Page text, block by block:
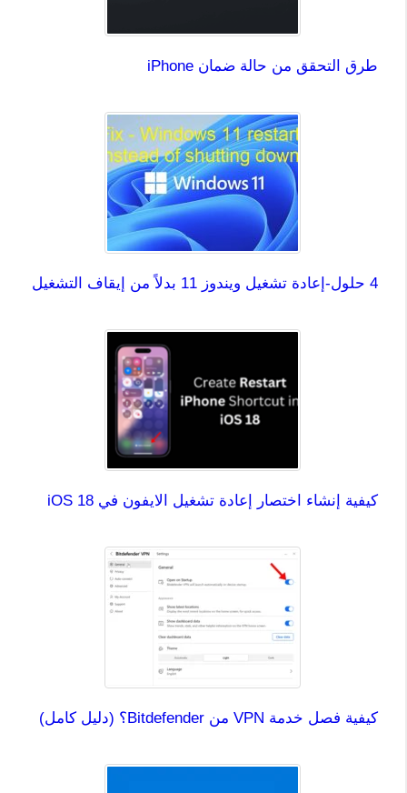
طرق التحقق من حالة ضمان iPhone
4 حلول-إعادة تشغيل ويندوز 11 بدلاً من إيقاف التشغيل
كيفية إنشاء اختصار إعادة تشغيل الايفون في iOS 18
كيفية فصل خدمة VPN من Bitdefender؟ (دليل كامل)